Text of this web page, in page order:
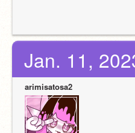
Jan. 11,
arimisatosa2